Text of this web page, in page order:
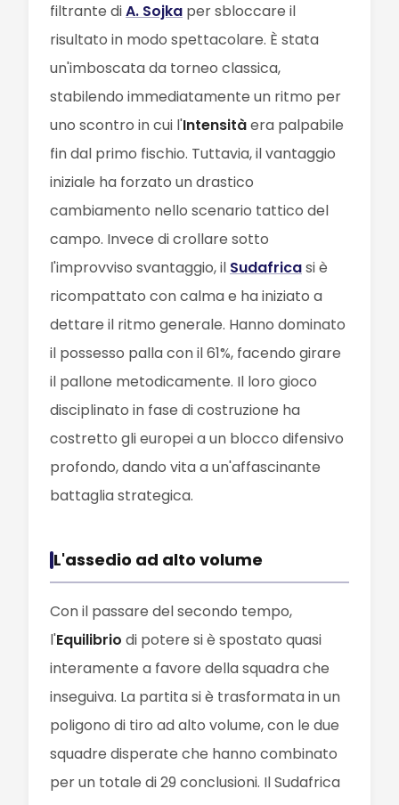
filtrante diA. Sojka per sbloccare il
risultato in modo spettacolare. È stata
un'imboscata da torneo classica,
stabilendo immediatamente un ritmo per
uno scontro in cui l'Intensitàera palpabile
fin dal primo fischio. Tuttavia, il vantaggio
iniziale ha forzato un drastico
cambiamento nello scenario tattico del
campo. Invece di crollare sotto
l'improvviso svantaggio, il Sudafricasi è
ricompattato con calma e ha iniziato a
dettare il ritmo generale. Hanno dominato
il possesso palla con il 61%, facendo girare
il pallone metodicamente. Il loro gioco
disciplinato in fase di costruzione ha
costretto gli europei a un blocco difensivo
profondo, dando vita a un'affascinante
battaglia strategica.
L'assedio ad alto volume
Con il passare del secondo tempo,
l'Equilibrio di potere si è spostato quasi
interamente a favore della squadra che
inseguiva. La partita si è trasformata in un
poligono di tiro ad alto volume, con le due
squadre disperate che hanno combinato
per un totale di 29 conclusioni. Il Sudafrica